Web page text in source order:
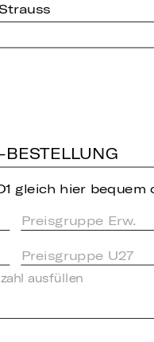
gleich hier bequem
Preisgruppe Erw.
Preisgruppe U27
ausfüllen